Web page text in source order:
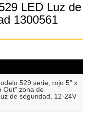
LED Luz de
1300561
529 serie, rojo 5″ x
Out" zona de
de seguridad, 12-24V